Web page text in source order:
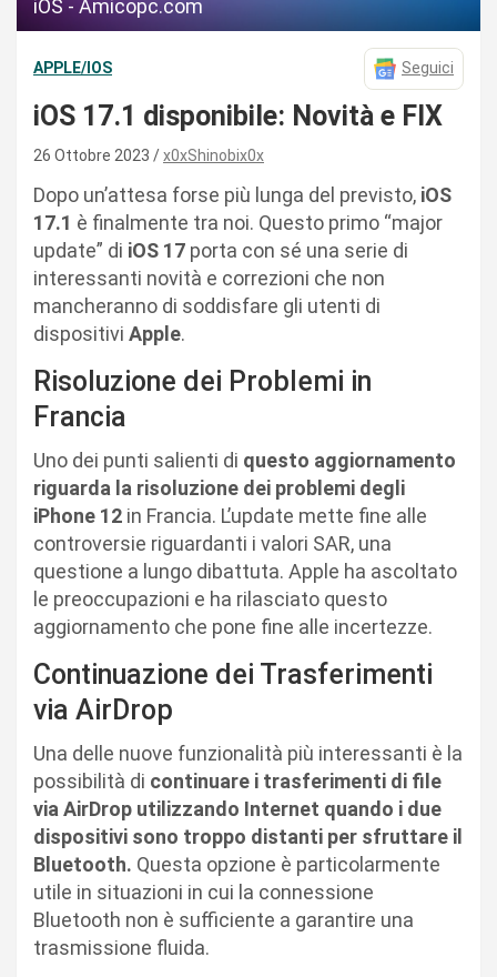
iOS - Amicopc.com
APPLE/IOS Seguici
iOS 17.1 disponibile: Novità e FIX
26 Ottobre 2023 x0xShinobix0x
Dopo un’attesa forse più lunga del previsto, iOS
17.1 è finalmente tra noi. Questo primo “major
update” di iOS 17 porta con sé una serie di
interessanti novità e correzioni che non
mancheranno di soddisfare gli utenti di
dispositivi Apple.
Risoluzione dei Problemi in
Francia
Uno dei punti salienti di questo aggiornamento
riguarda la risoluzione dei problemi degli
iPhone 12 in Francia. L’update mette fine alle
controversie riguardanti i valori SAR, una
questione a lungo dibattuta. Apple ha ascoltato
le preoccupazioni e ha rilasciato questo
aggiornamento che pone fine alle incertezze.
Continuazione dei Trasferimenti
via AirDrop
Una delle nuove funzionalità più interessanti è la
possibilità di continuare i trasferimenti di file
via AirDrop utilizzando Internet quando i due
dispositivi sono troppo distanti per sfruttare il
Bluetooth. Questa opzione è particolarmente
utile in situazioni in cui la connessione
Bluetooth non è sufficiente a garantire una
trasmissione fluida.